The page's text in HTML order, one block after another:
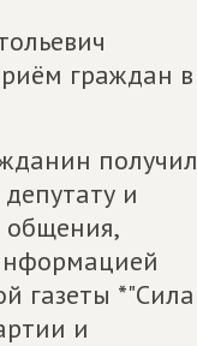
граждан в
получил
и
общения,
газеты *"Сила
и